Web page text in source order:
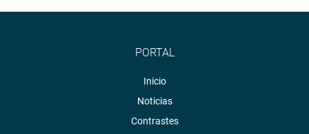
PORTAL
Inicio
Noticias
Contrastes